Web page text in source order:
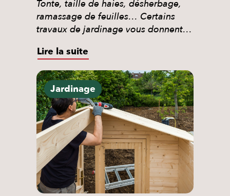
Tonte, taille de haies, désherbage,
ramassage de feuilles… Certains
travaux de jardinage vous donnent
dans le cadre des services à la
personne. Voici exactement ce qui
est éligible, ce qui ne l’est pas, et
comment en bénéficier sans avancer
la totalité de la facture. Le jardinage,
c’est […]
Lire la suite
Jardinage